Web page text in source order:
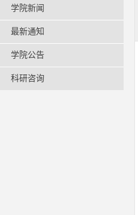
学院新闻
最新通知
学院公告
科研咨询